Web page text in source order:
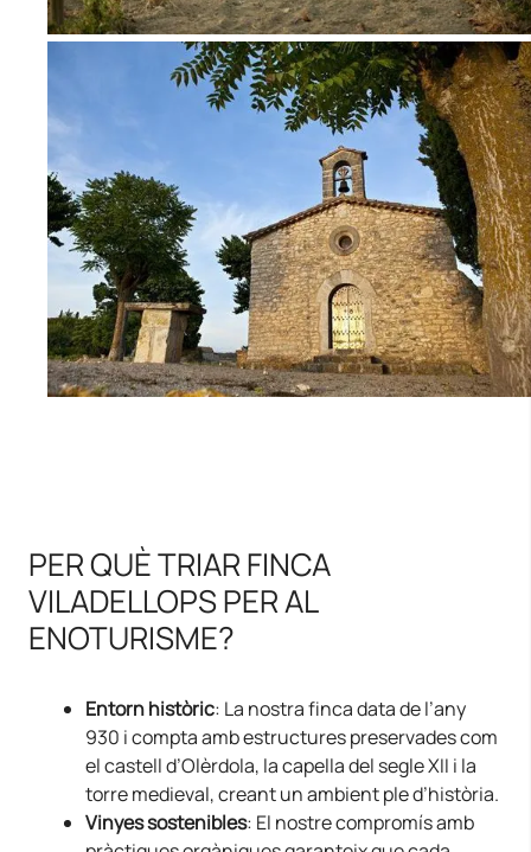
PER QUÈ TRIAR FINCA
VILADELLOPS PER AL
ENOTURISME?
Entorn històric: La nostra finca data de l’any
930 i compta amb estructures preservades com
el castell d’Olèrdola, la capella del segle XII i la
torre medieval, creant un ambient ple d’història.
Vinyes sostenibles: El nostre compromís amb